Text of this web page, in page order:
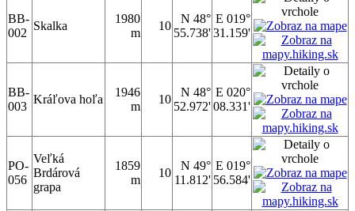
BB-
002
Skalka
1980
m
10
N 48°
55.738'
E 019°
31.159'
BB-
003
Kráľova hoľa
1946
m
10
N 48°
52.972'
E 020°
08.331'
PO-
056
Veľká
Brdárová
grapa
1859
m
10
N 49°
11.812'
E 019°
56.584'